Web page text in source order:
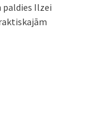
paldies Ilzei